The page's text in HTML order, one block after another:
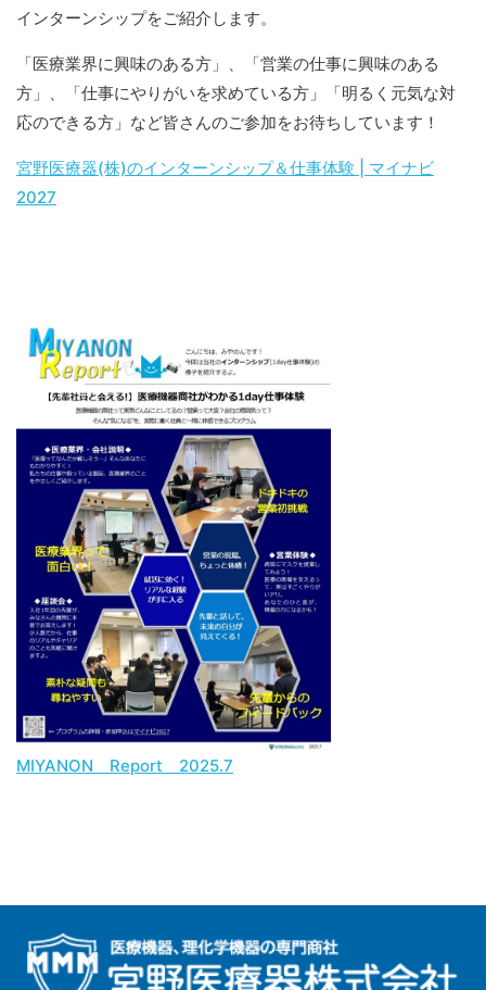
インターンシップをご紹介します。
「医療業界に興味のある方」、「営業の仕事に興味のある
方」、「仕事にやりがいを求めている方」「明るく元気な対
応のできる方」など皆さんのご参加をお待ちしています！
宮野医療器(株)のインターンシップ＆仕事体験 | マイナビ
2027
MIYANON Report 2025.7